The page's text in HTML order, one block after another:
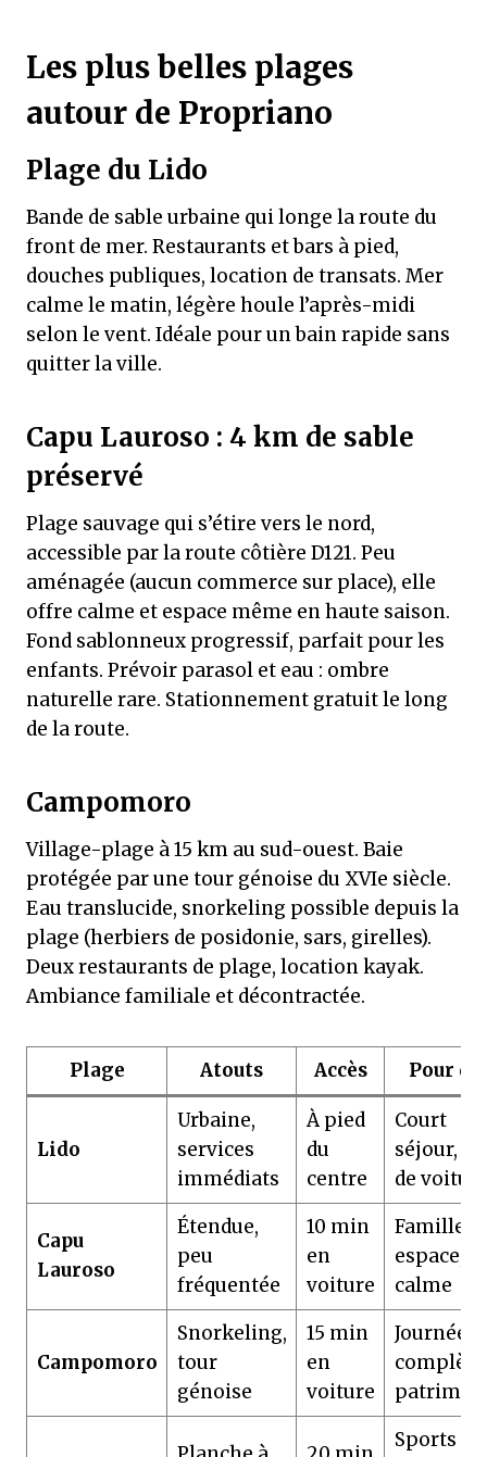
Les plus belles plages
autour de Propriano
Plage du Lido
Bande de sable urbaine qui longe la route du
front de mer. Restaurants et bars à pied,
douches publiques, location de transats. Mer
calme le matin, légère houle l’après-midi
selon le vent. Idéale pour un bain rapide sans
quitter la ville.
Capu Lauroso : 4 km de sable
préservé
Plage sauvage qui s’étire vers le nord,
accessible par la route côtière D121. Peu
aménagée (aucun commerce sur place), elle
offre calme et espace même en haute saison.
Fond sablonneux progressif, parfait pour les
enfants. Prévoir parasol et eau : ombre
naturelle rare. Stationnement gratuit le long
de la route.
Campomoro
Village-plage à 15 km au sud-ouest. Baie
protégée par une tour génoise du XVIe siècle.
Eau translucide, snorkeling possible depuis la
plage (herbiers de posidonie, sars, girelles).
Deux restaurants de plage, location kayak.
Ambiance familiale et décontractée.
Plage Atouts Accès Pour
Lido
Urbaine,
services
immédiats
À pied
du
centre
Court
séjour,
de
Capu
Lauroso
Étendue,
peu
fréquentée
10 min
en
voiture
Familles,
espace,
calme
Campomoro
Snorkeling,
tour
génoise
15 min
en
voiture
Journée
Sports